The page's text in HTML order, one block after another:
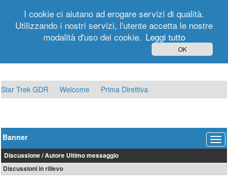
Registrati
Star Trek GDR Welcome Prima Direttiva
Banner
Discussione/Autore Ultimo messaggio
Discussioni in rilievo
I cookie ci aiutano ad erogare servizi di qualità.
Utilizzando i nostri servizi, l'utente accetta le nostre
modalità d'uso dei cookie. Leggi tutto
OK